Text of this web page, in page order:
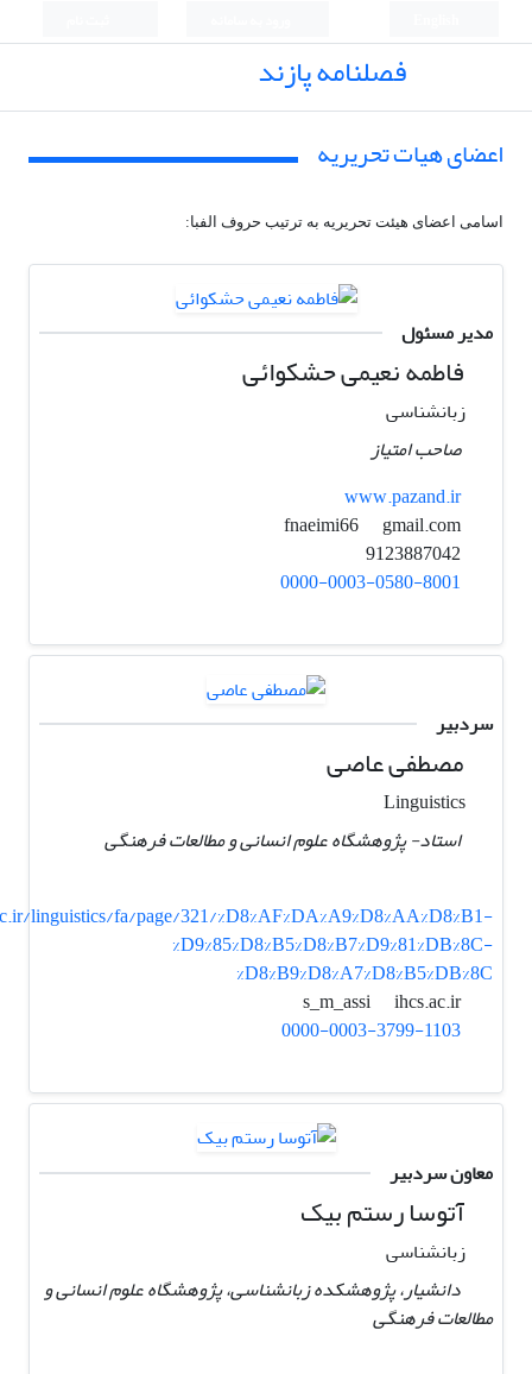
فصلنامه پازند
اعضای هیات تحریریه
اسامی اعضای هیئت تحریریه به ترتیب حروف الفبا:
مدیر مسئول
فاطمه نعیمی حشکوائی
زبانشناسی
صاحب امتیاز
www.pazand.ir
gmail.com
0000-0003-0580-8001
سردبیر
مصطفی عاصی
استاد- پژوهشگاه علوم انسانی و مطالعات فرهنگی
linguistics/fa/page/321/%D8%AF%DA%A9%D8%AA%D8%B1-
%D9%85%D8%B5%D8%B7%D9%81%DB%8C-
%D8%B9%D8%A7%D8%B5%DB%8C
s_m_assi
ihcs.ac.ir
0000-0003-3799-1103
معاون سردبیر
آتوسا رستم بیک
زبانشناسی
دانشیار، پژوهشکده زبانشناسی، پژوهشگاه علوم انسانی و
مطالعات فرهنگی